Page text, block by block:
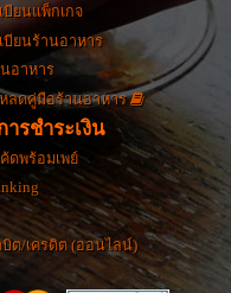
บียนแพ็กเกจ
บียนร้านอาหาร
อาหาร
ลดคู่มือร้านอาหาร
ารชำระเงิน
ดพร้อมเพย์
บิต/เครดิต (ออนไลน์)